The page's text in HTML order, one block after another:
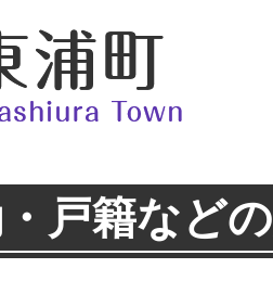
戸籍など